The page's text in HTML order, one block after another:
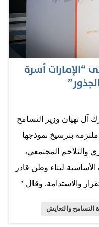
الذي يمثّل بالنسبة
بإذن الله، صفاء
بعظمة الخالق، والتسليم
التمنيات بعيدٍ
هذه الأعياد دائماً،
للاحتفال بكل ما هو
وأضاف معاليه أن
في هذه الكنيسة
لجانب مضيء في
ما تحظى به الدولة،
“الإمارات أسرة
آل نهيان وزير التسامح
بترسيخ نموذجها
والتلاحم المجتمعي،
لبناء وطن قادر
والاستدامة. وقال "
التسامح والتعايش